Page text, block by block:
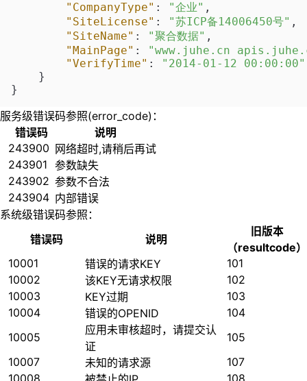
"CompanyType" : "企业" ,
"SiteLicense" : "苏ICP备14006450号" ,
"SiteName" : "聚合数据" ,
"MainPage" :
"www.juhe.cn
"VerifyTime" :
"2014-01-12 00:00:00"
}
}
服务级错误码参照(error_code)：
错误码
说明
243900 网络超时,请稍后再试
243901 参数缺失
243902 参数不合法
243904 内部错误
系统级错误码参照：
错误码
说明
旧版本
（resultcode）
10001
错误的请求KEY
101
10002
该KEY无请求权限
102
10003
KEY过期
103
10004
错误的OPENID
104
10005
应用未审核超时，请提交认
证
105
10007
未知的请求源
107
10008
108